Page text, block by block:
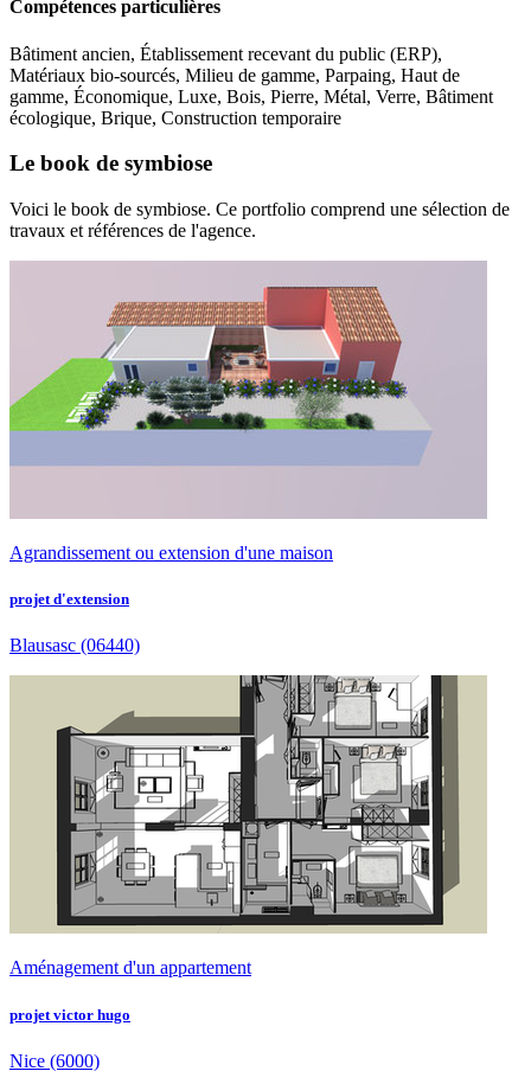
Compétences particulières
Bâtiment ancien, Établissement recevant du public (ERP),
Matériaux bio-sourcés, Milieu de gamme, Parpaing, Haut de
gamme, Économique, Luxe, Bois, Pierre, Métal, Verre, Bâtiment
écologique, Brique, Construction temporaire
Le book de symbiose
Voici le book de symbiose. Ce portfolio comprend une sélection de
travaux et références de l'agence.
Agrandissement ou extension d'une maison
projet d'extension
Blausasc (06440)
Aménagement d'un appartement
projet victor hugo
Nice (6000)